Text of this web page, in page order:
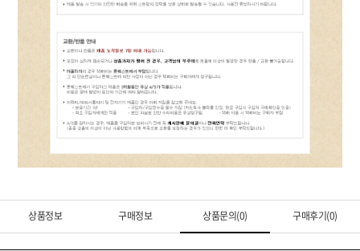
상품정보 구매정보 상품문의(0) 구매후기(0)